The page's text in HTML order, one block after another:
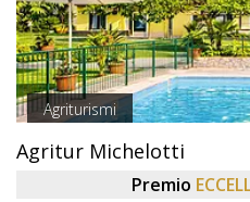
Agriturismi
Agritur Michelotti
Premio